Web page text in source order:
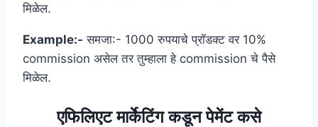
मिळेल.
Example:- समजा:- 1000 रुपयाचे प्रॉडक्ट वर 10%
commission असेल तर तुम्हाला हे commission चे पैसे
मिळेल.
एफिलिएट मार्केटिंग कडून पेमेंट कसे